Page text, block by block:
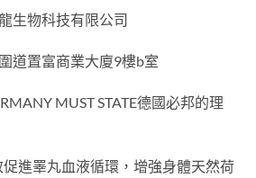
生物科技有限公司
道置富商業大廈9樓b室
MUST STATE德國必邦的理
進睪丸血液循環，增強身體天然荷